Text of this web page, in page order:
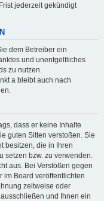
jederzeit gekündigt
dem Betreiber ein
und unentgeltliches
zu nutzen.
a bleibt auch nach
dass er keine Inhalte
guten Sitten verstoßen. Sie
besitzen, die in Ihren
setzen bzw. zu verwenden.
aus. Bei Verstößen gegen
Board veröffentlichten
zeitweise oder
und Ihnen ein